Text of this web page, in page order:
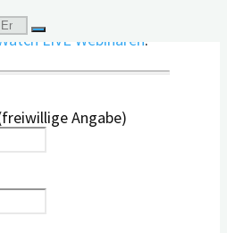
zu unseren regelmäßig
LIVE Webinaren.
Angabe)